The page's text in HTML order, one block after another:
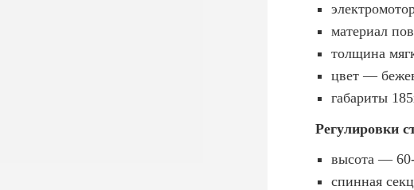
материал
толщина
цвет —
габариты
Регулировки
высота —
спинная